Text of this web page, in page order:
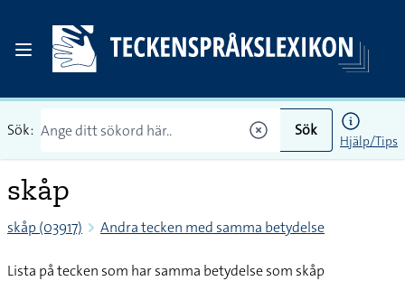
Sök: Sök
Hjälp/Tips
skåp
skåp (03917) Andra tecken med samma betydelse
Lista på tecken som har samma betydelse som skåp